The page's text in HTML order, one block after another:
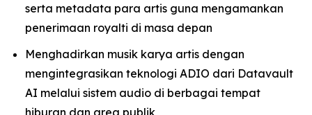
serta metadata para artis guna mengamankan
penerimaan royalti di masa depan
Menghadirkan musik karya artis dengan
mengintegrasikan teknologi ADIO dari Datavault
AI melalui sistem audio di berbagai tempat